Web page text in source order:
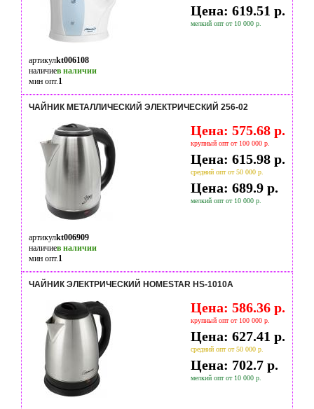
Цена: 619.51 р.
мелкий опт от 10 000 р.
артикулkt006108
наличиев наличии
мин опт.1
ЧАЙНИК МЕТАЛЛИЧЕСКИЙ ЭЛЕКТРИЧЕСКИЙ 256-02
Цена: 575.68 р.
крупный опт от 100 000 р.
Цена: 615.98 р.
средний опт от 50 000 р.
Цена: 689.9 р.
мелкий опт от 10 000 р.
артикулkt006909
наличиев наличии
мин опт.1
ЧАЙНИК ЭЛЕКТРИЧЕСКИЙ HOMESTAR HS-1010A
Цена: 586.36 р.
крупный опт от 100 000 р.
Цена: 627.41 р.
средний опт от 50 000 р.
Цена: 702.7 р.
мелкий опт от 10 000 р.